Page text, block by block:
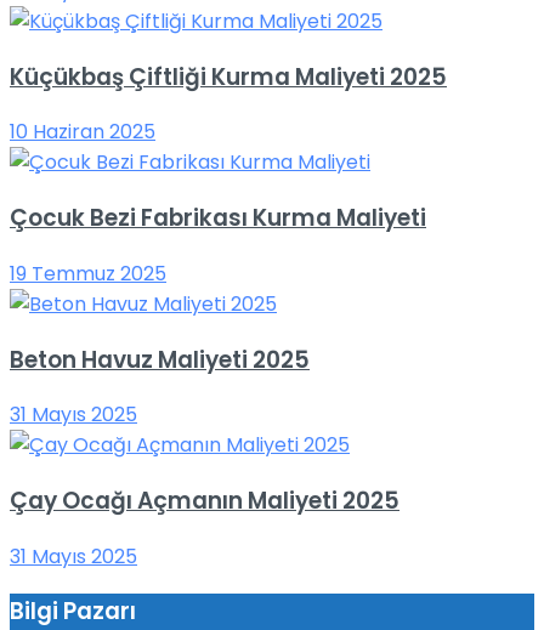
Küçükbaş Çiftliği Kurma Maliyeti 2025
10 Haziran 2025
Çocuk Bezi Fabrikası Kurma Maliyeti
19 Temmuz 2025
Beton Havuz Maliyeti 2025
31 Mayıs 2025
Çay Ocağı Açmanın Maliyeti 2025
31 Mayıs 2025
Bilgi Pazarı